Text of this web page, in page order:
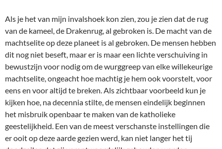
Als je het van mijn invalshoek kon zien, zou je zien dat de rug
van de kameel, de Drakenrug, al gebroken is. De macht van de
machtselite op deze planeet is al gebroken. De mensen hebben
dit nog niet beseft, maar er is maar een lichte verschuiving in
bewustzijn voor nodig om de wurggreep van elke willekeurige
machtselite, ongeacht hoe machtig je hem ook voorstelt, voor
eens en voor altijd te breken. Als zichtbaar voorbeeld kun je
kijken hoe, na decennia stilte, de mensen eindelijk beginnen
het misbruik openbaar te maken van de katholieke
geestelijkheid. Een van de meest verschanste instellingen die
er ooit op deze aarde gezien werd, kan niet langer het tij